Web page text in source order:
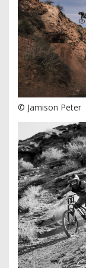
© Jamison Peter